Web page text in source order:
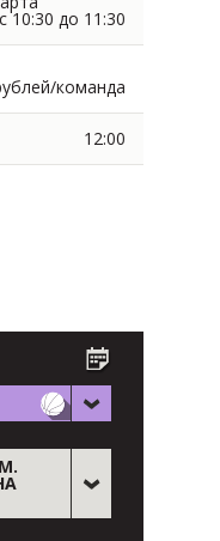
с 10:30 до 11:30
команда
12:00